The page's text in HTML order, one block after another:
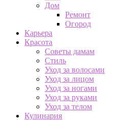
Дом
Ремонт
Огород
Карьера
Красота
Советы дамам
Стиль
Уход за волосами
Уход за лицом
Уход за ногами
Уход за руками
Уход за телом
Кулинария